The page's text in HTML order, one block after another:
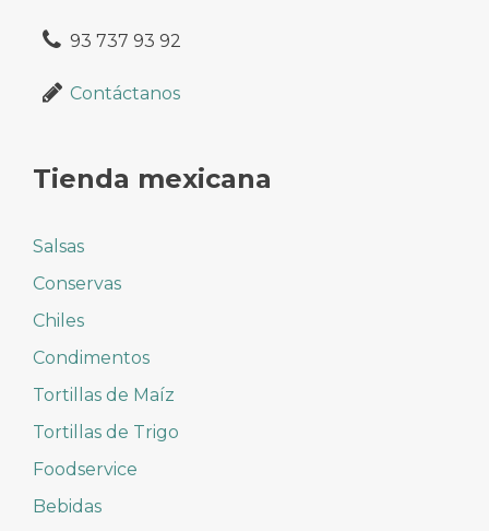
93 737 93 92
Contáctanos
Tienda mexicana
Salsas
Conservas
Chiles
Condimentos
Tortillas de Maíz
Tortillas de Trigo
Foodservice
Bebidas